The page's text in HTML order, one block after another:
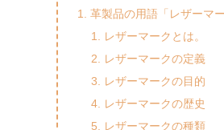
革製品の用語「レザーマ
レザーマークとは。
レザーマークの定義
レザーマークの目的
レザーマークの歴史
レザーマークの種類